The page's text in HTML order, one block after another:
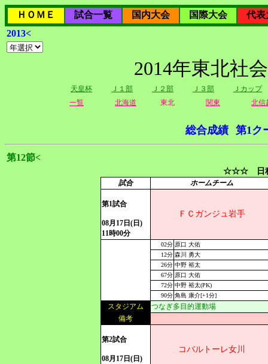
ＨＯＭＥ 試合一覧 国内大会 国際大会
代表
2013<
2014年東北社
天皇杯 Ｊ１部 Ｊ２部 Ｊ３部
Ｊカップ
一覧
北海道 東北 関東 北信
総合成績 第1ク
第12節<
☆☆☆ 日
試合 ホームチーム
第1試合
08月17日(日)
11時00分
ＦＣガンジュ岩手
02分 原口 大佑
12分 森川 勇大
26分 中野 裕太
67分 原口 大佑
72分 中野 裕太(PK)
90分 角島 康介[+1分]
スタジアム
つなぎ多目的運動場
備考
第2試合
08月17日(日)
コバルトーレ女川